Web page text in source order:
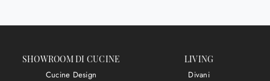
SHOWROOM DI CUCINE
Cucine Design
LIVING
Divani